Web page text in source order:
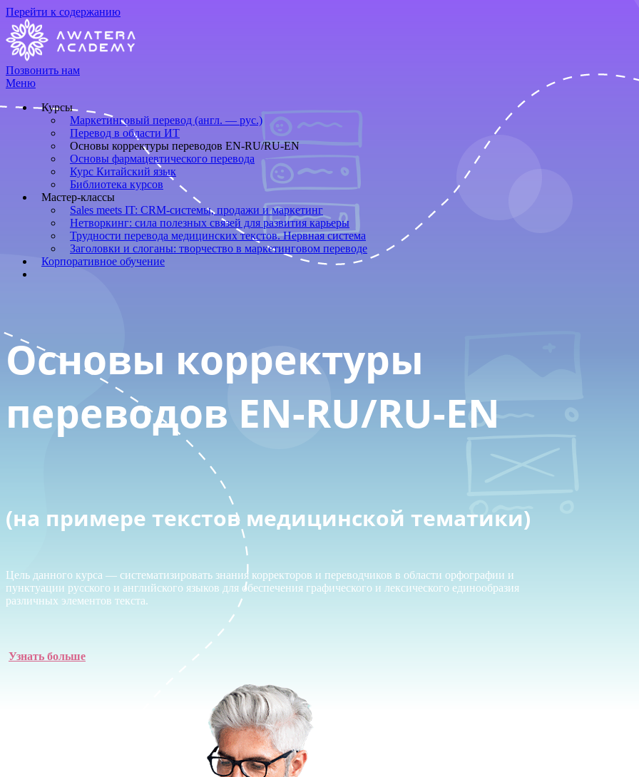
Перейти к содержанию
Позвонить нам
Меню
Курсы
Маркетинговый перевод (англ. — рус.)
Перевод в области ИТ
Основы корректуры переводов EN-RU/RU-EN
Основы фармацевтического перевода
Курс Китайский язык
Библиотека курсов
Мастер-классы
Sales meets IT: CRM-системы, продажи и маркетинг
Нетворкинг: сила полезных связей для развития карьеры
Трудности перевода медицинских текстов. Нервная система
Заголовки и слоганы: творчество в маркетинговом переводе
Корпоративное обучение
Основы корректуры
переводов EN-RU/RU-EN
(на примере текстов медицинской тематики)
Цель данного курса — систематизировать знания корректоров и переводчиков в области орфографии и
пунктуации русского и английского языков для обеспечения графического и лексического единообразия
различных элементов текста.
Узнать больше